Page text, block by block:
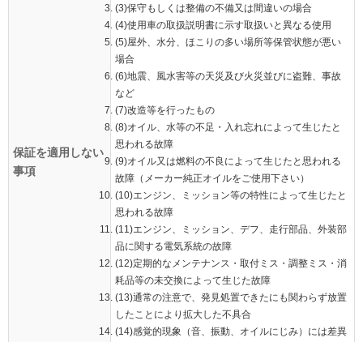
保証を適用しない
事項
(3)保守もしくは整備の不備又は間違いの場合
(4)使用車の取扱説明書に示す取扱いと異なる使用
(5)屋外、水分、ほこりの多い場所等保管状態が悪い
場合
(6)地震、風水害等の天災及び火災並びに盗難、事故
など
(7)改造等を行ったもの
(8)オイル、水等の不足・入れ忘れによって生じたと
思われる故障
(9)オイル又は燃料の不良によって生じたと思われる
故障（メーカー純正オイルをご使用下さい）
(10)エンジン、ミッション等の特性によって生じたと
思われる故障
(11)エンジン、ミッション、デフ、走行部品、外装部
品に関する電気系統の故障
(12)定期的なメンテナンス・取付ミス・調整ミス・消
耗品等の未交換によって生じた故障
(13)通常の注意で、発見処置できたにも関わらず放置
したことにより拡大した不具合
(14)感覚的現象（音、振動、オイルにじみ）には差異